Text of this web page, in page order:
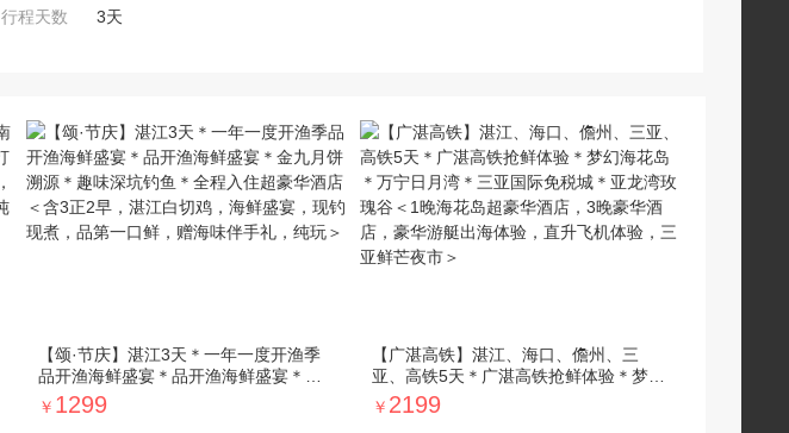
行程天数 3天
【颂·节庆】湛江3天＊一年一度开渔季
品开渔海鲜盛宴＊品开渔海鲜盛宴＊金
九月饼溯源＊趣味深坑钓鱼＊全程入住
超豪华酒店＜含3正2早，湛江白切鸡，
￥ 1299
【广湛高铁】湛江、海口、儋州、三
亚、高铁5天＊广湛高铁抢鲜体验＊梦幻
海花岛＊万宁日月湾＊三亚国际免税城
＊亚龙湾玫瑰谷＜1晚海花岛超豪华酒
￥ 2199